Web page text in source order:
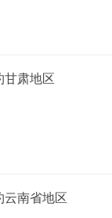
甘肃地区
云南省地区